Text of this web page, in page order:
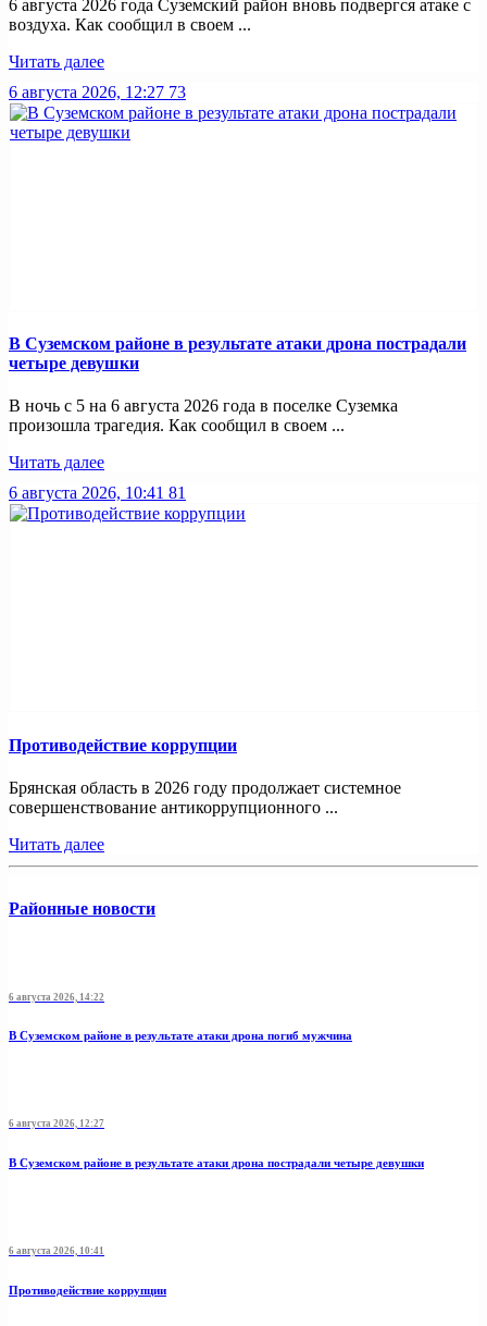
6 августа 2026 года Суземский район вновь подвергся атаке с
воздуха. Как сообщил в своем ...
Читать далее
6 августа 2026, 12:27 73
В Суземском районе в результате атаки дрона пострадали
четыре девушки
В ночь с 5 на 6 августа 2026 года в поселке Суземка
произошла трагедия. Как сообщил в своем ...
Читать далее
6 августа 2026, 10:41 81
Противодействие коррупции
Брянская область в 2026 году продолжает системное
совершенствование антикоррупционного ...
Читать далее
Районные новости
6 августа 2026, 14:22
В Суземском районе в результате атаки дрона погиб мужчина
6 августа 2026, 12:27
В Суземском районе в результате атаки дрона пострадали четыре девушки
6 августа 2026, 10:41
Противодействие коррупции